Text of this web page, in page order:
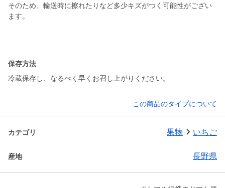
そのため、輸送時に擦れたりなど多少キズがつく可能性がござい
ます。
保存方法
冷蔵保存し、なるべく早くお召し上がりください。
この商品のタイプについて
カテゴリ 果物 いちご
産地 長野県